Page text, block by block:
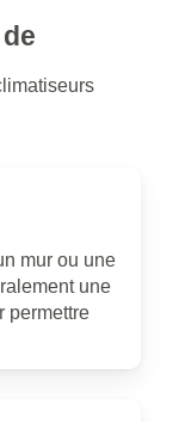
mur ou une
une
permettre